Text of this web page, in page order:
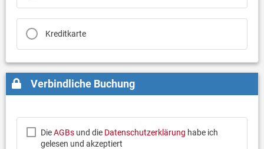
Kreditkarte
Verbindliche Buchung
DieAGBsund die Datenschutzerklärung habe ich
gelesen und akzeptiert